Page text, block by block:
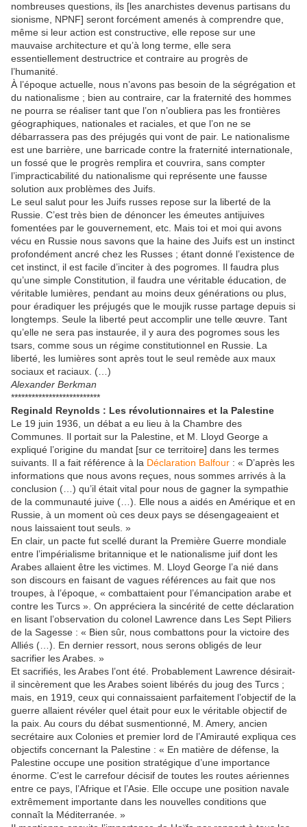
nombreuses questions, ils [les anarchistes devenus partisans du
sionisme, NPNF] seront forcément amenés à comprendre que,
même si leur action est constructive, elle repose sur une
mauvaise architecture et qu’à long terme, elle sera
essentiellement destructrice et contraire au progrès de
l’humanité.
À l’époque actuelle, nous n’avons pas besoin de la ségrégation et
du nationalisme ; bien au contraire, car la fraternité des hommes
ne pourra se réaliser tant que l’on n’oubliera pas les frontières
géographiques, nationales et raciales, et que l’on ne se
débarrassera pas des préjugés qui vont de pair. Le nationalisme
est une barrière, une barricade contre la fraternité internationale,
un fossé que le progrès remplira et couvrira, sans compter
l’impracticabilité du nationalisme qui représente une fausse
solution aux problèmes des Juifs.
Le seul salut pour les Juifs russes repose sur la liberté de la
Russie. C’est très bien de dénoncer les émeutes antijuives
fomentées par le gouvernement, etc. Mais toi et moi qui avons
vécu en Russie nous savons que la haine des Juifs est un instinct
profondément ancré chez les Russes ; étant donné l’existence de
cet instinct, il est facile d’inciter à des pogromes. Il faudra plus
qu’une simple Constitution, il faudra une véritable éducation, de
véritable lumières, pendant au moins deux générations ou plus,
pour éradiquer les préjugés que le moujik russe partage depuis si
longtemps. Seule la liberté peut accomplir une telle œuvre. Tant
qu’elle ne sera pas instaurée, il y aura des pogromes sous les
tsars, comme sous un régime constitutionnel en Russie. La
liberté, les lumières sont après tout le seul remède aux maux
sociaux et raciaux. (…)
Alexander Berkman
**************************
Reginald Reynolds : Les révolutionnaires et la Palestine
Le 19 juin 1936, un débat a eu lieu à la Chambre des
Communes. Il portait sur la Palestine, et M. Lloyd George a
expliqué l’origine du mandat [sur ce territoire] dans les termes
suivants. Il a fait référence à la Déclaration Balfour : « D’après les
informations que nous avons reçues, nous sommes arrivés à la
conclusion (…) qu’il était vital pour nous de gagner la sympathie
de la communauté juive (…). Elle nous a aidés en Amérique et en
Russie, à un moment où ces deux pays se désengageaient et
nous laissaient tout seuls. »
En clair, un pacte fut scellé durant la Première Guerre mondiale
entre l’impérialisme britannique et le nationalisme juif dont les
Arabes allaient être les victimes. M. Lloyd George l’a nié dans
son discours en faisant de vagues références au fait que nos
troupes, à l’époque, « combattaient pour l’émancipation arabe et
contre les Turcs ». On appréciera la sincérité de cette déclaration
en lisant l’observation du colonel Lawrence dans Les Sept Piliers
de la Sagesse : « Bien sûr, nous combattons pour la victoire des
Alliés (…). En dernier ressort, nous serons obligés de leur
sacrifier les Arabes. »
Et sacrifiés, les Arabes l’ont été. Probablement Lawrence désirait-
il sincèrement que les Arabes soient libérés du joug des Turcs ;
mais, en 1919, ceux qui connaissaient parfaitement l’objectif de la
guerre allaient révéler quel était pour eux le véritable objectif de
la paix. Au cours du débat susmentionné, M. Amery, ancien
secrétaire aux Colonies et premier lord de l’Amirauté expliqua ces
objectifs concernant la Palestine : « En matière de défense, la
Palestine occupe une position stratégique d’une importance
énorme. C’est le carrefour décisif de toutes les routes aériennes
entre ce pays, l’Afrique et l’Asie. Elle occupe une position navale
extrêmement importante dans les nouvelles conditions que
connaît la Méditerranée. »